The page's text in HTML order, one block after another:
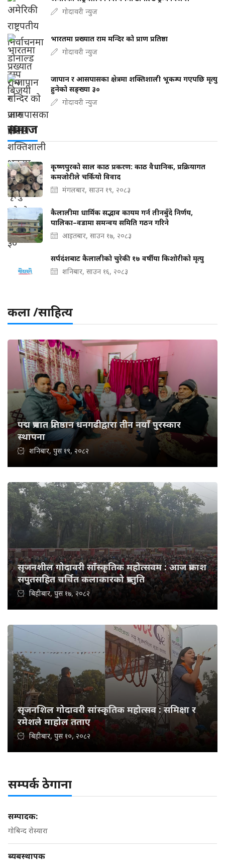
गोदावरी न्युज
भारतमा प्रख्यात राम मन्दिर को प्राण प्रतिष्ठा
गोदावरी न्युज
जापान र आसपासका क्षेत्रमा शक्तिशाली भूकम्प गएपछि मृत्यु
हुनेको सङ्ख्या ३०
गोदावरी न्युज
समाज
कृष्णपुरको साल काठ प्रकरण: काठ वैधानिक, प्रक्रियागत
कमजोरीले चर्कियो विवाद
मंगलबार, साउन १९, २०८३
कैलालीमा धार्मिक सद्भाव कायम गर्न तीनबुँदे निर्णय,
पालिका–वडामा समन्वय समिति गठन गरिने
आइतबार, साउन १७, २०८३
सर्पदंशबाट कैलालीको चुरेकी १७ वर्षीया किशोरीको मृत्यु
शनिबार, साउन १६, २०८३
कला /साहित्य
पद्म प्रभात प्रतिष्ठान धनगढीद्वारा तीन नयाँ पुरस्कार
स्थापना
शनिबार, पुस १९, २०८२
सृजनशील गोदावरी साँस्कृतिक महोत्सवम : आज प्रकाश
सपुतसहित चर्चित कलाकारको प्रस्तुति
बिहीबार, पुस १७, २०८२
सृजनशिल गोदावरी सांस्कृतिक महोत्सव : समिक्षा र
रमेशले माहोल तताए
बिहीबार, पुस १०, २०८२
सम्पर्क ठेगाना
सम्पादक:
गोबिन्द रोस्यारा
ब्यबस्थापक